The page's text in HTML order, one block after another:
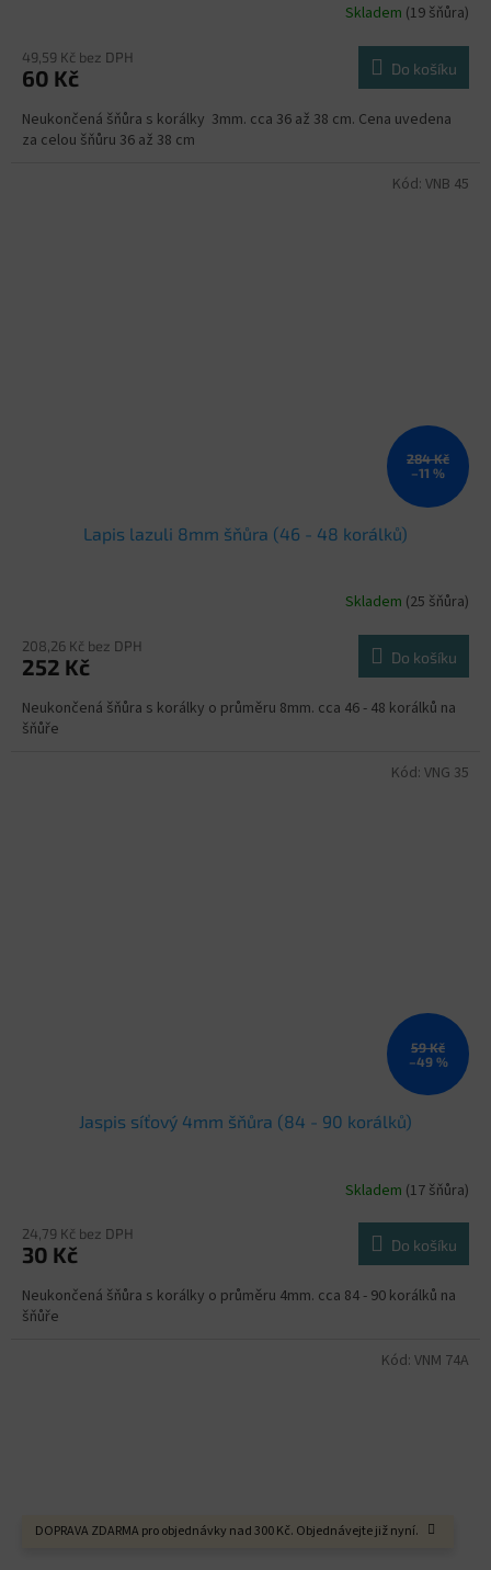
DOPRAVA ZDARMA pro objednávky nad 300 Kč. Objednávejte již nyní.
Skladem (19 šňůra)
49,59 Kč bez DPH
60 Kč Do košíku
Neukončená šňůra s korálky 3mm. cca 36 až 38 cm. Cena uvedena
za celou šňůru 36 až 38 cm
284 Kč
–11 %
Lapis lazuli 8mm šňůra (46 - 48 korálků)
Skladem (25 šňůra)
208,26 Kč bez DPH
252 Kč Do košíku
Neukončená šňůra s korálky o průměru 8mm. cca 46 - 48 korálků na
šňůře
Kód: VNB 45
59 Kč
–49 %
Jaspis síťový 4mm šňůra (84 - 90 korálků)
Skladem (17 šňůra)
24,79 Kč bez DPH
30 Kč Do košíku
Neukončená šňůra s korálky o průměru 4mm. cca 84 - 90 korálků na
šňůře
Kód: VNG 35
Kód: VNM 74A